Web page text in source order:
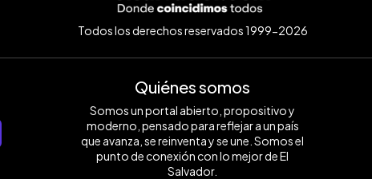
Todos los derechos reservados 1999-2026
Quiénes somos
Somos un portal abierto, propositivo y
moderno, pensado para reflejar a un país
que avanza, se reinventa y se une. Somos el
punto de conexión con lo mejor de El
Salvador.